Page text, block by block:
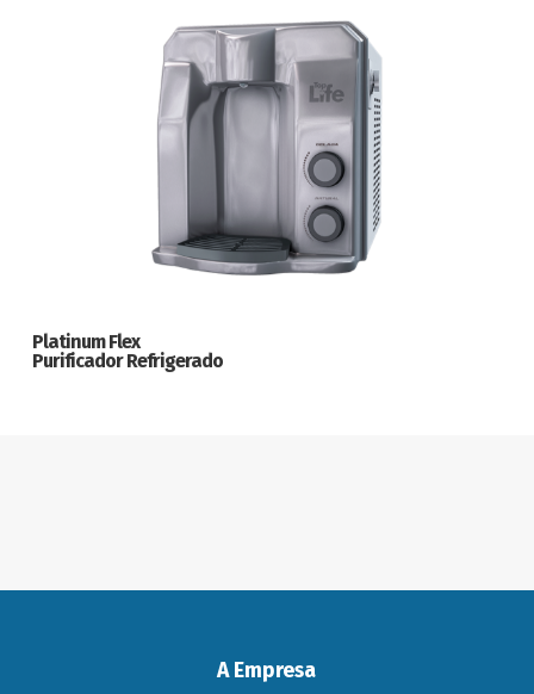
Platinum Flex
Purificador Refrigerado
A Empresa